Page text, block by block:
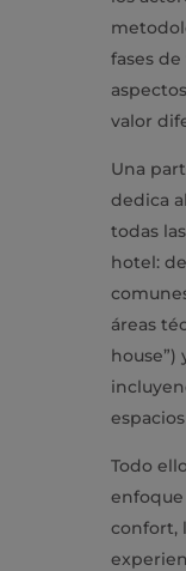
fases
valor
Una
dedica
todas
hotel:
áreas
house”)
Todo
confort,